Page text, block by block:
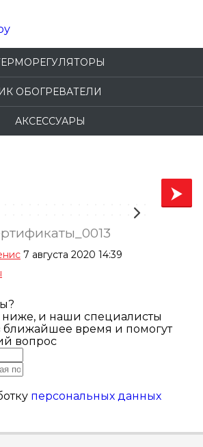
ИК ОБОГРЕВАТЕЛИ
АКСЕССУАРЫ
7 августа 2020 14:39
и наши специалисты
ближайшее время и помогут
вопрос
персональных данных